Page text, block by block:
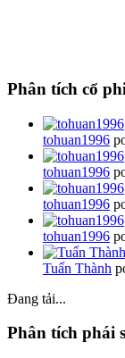
Phân tích cổ
tohuan1996
tohuan1996
tohuan1996
tohuan1996
Tuấn Thành
Đang tải...
Phân tích phái